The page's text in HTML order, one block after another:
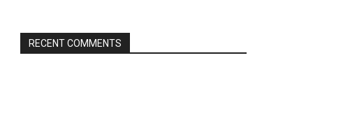
RECENT COMMENTS